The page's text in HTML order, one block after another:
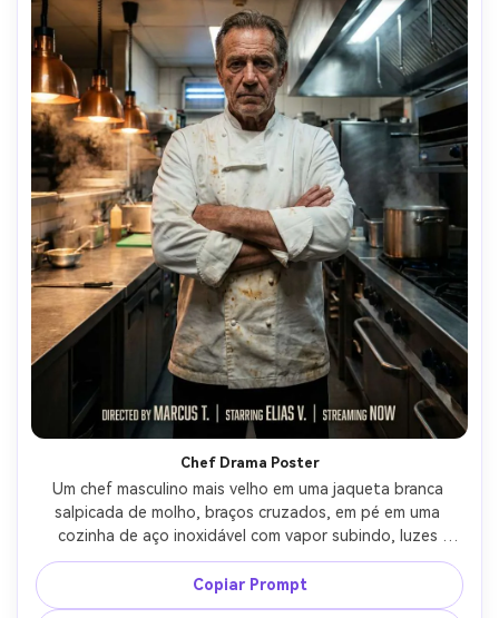
Chef Drama Poster
Um chef masculino mais velho em uma jaqueta branca
salpicada de molho, braços cruzados, em pé em uma
cozinha de aço inoxidável com vapor subindo, luzes
práticas quentes misturadas com preenchimento fresco,
layout de pôster de streaming-drama com título em
negrito na parte superior e créditos na parte inferior,
Copiar Prompt